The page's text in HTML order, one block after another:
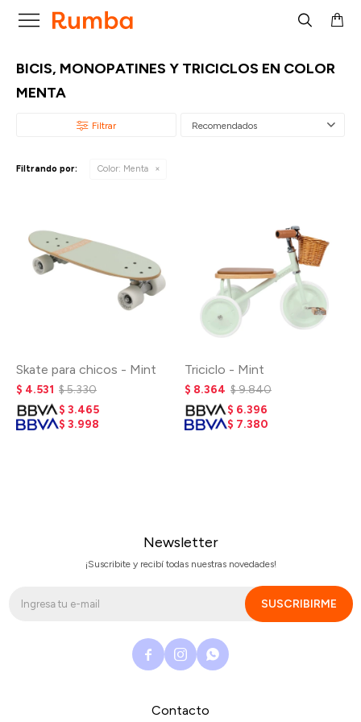

BICIS, MONOPATINES Y TRICICLOS EN COLOR
MENTA
Recomendados
Filtrando por: Color: Menta
Skate para chicos - Mint
$ 4.531 $5.330
$ 3.465
$ 3.998
Triciclo - Mint
$ 8.364 $9.840
$ 6.396
$ 7.380
Contacto
Newsletter
¡Suscribite y recibí todas nuestras novedades!
SUSCRIBIRME
  